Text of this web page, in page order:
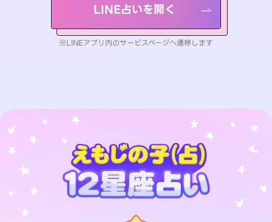
LINE占いを開く
※LINEアプリ内のサービスページへ遷移します